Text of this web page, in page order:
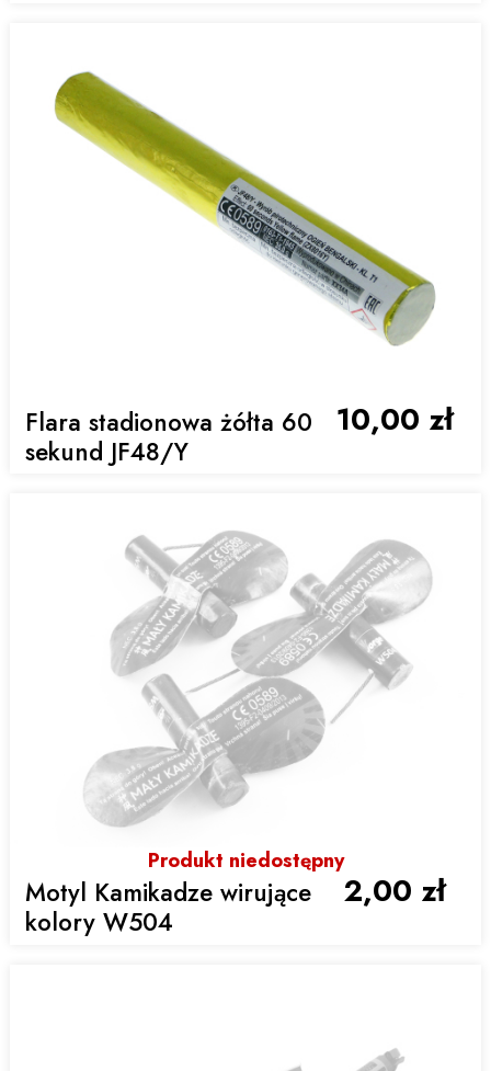
Flara stadionowa żółta 60
sekund JF48/Y
10,00 zł
Produkt niedostępny
Motyl Kamikadze wirujące
kolory W504
2,00 zł